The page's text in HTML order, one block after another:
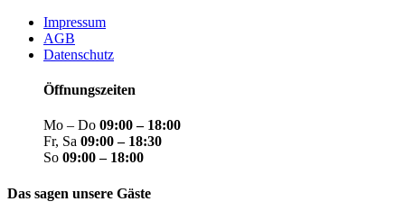
Impressum
AGB
Datenschutz
Öffnungszeiten
Mo – Do 09:00 – 18:00
Fr, Sa 09:00 – 18:30
So 09:00 – 18:00
Das sagen unsere Gäste